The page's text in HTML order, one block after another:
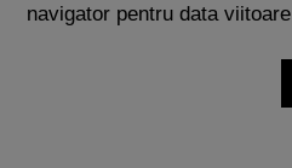
navigator pentru data